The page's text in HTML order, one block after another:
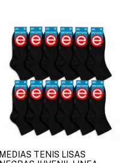
MEDIAS TENIS LISAS